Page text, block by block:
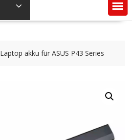
Laptop akku für ASUS P43 Series